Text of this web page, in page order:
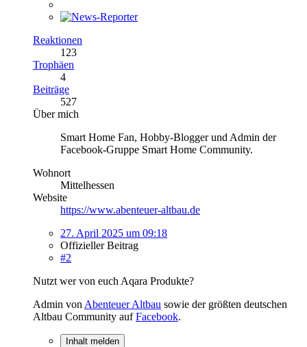
Reaktionen
123
Trophäen
4
Beiträge
527
Über mich
Smart Home Fan, Hobby-Blogger und Admin der
Facebook-Gruppe Smart Home Community.
Wohnort
Mittelhessen
Website
https://www.abenteuer-altbau.de
27. April 2025 um 09:18
Offizieller Beitrag
#2
Nutzt wer von euch Aqara Produkte?
Admin von Abenteuer Altbau sowie der größten deutschen
Altbau Community aufFacebook.
Inhalt melden